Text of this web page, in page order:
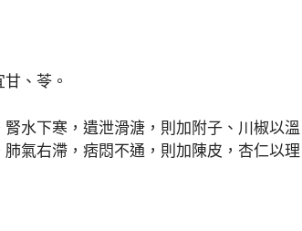
、苓。
水下寒，遺泄滑溏，則加附子、川椒以溫
氣右滯，痞悶不通，則加陳皮，杏仁以理